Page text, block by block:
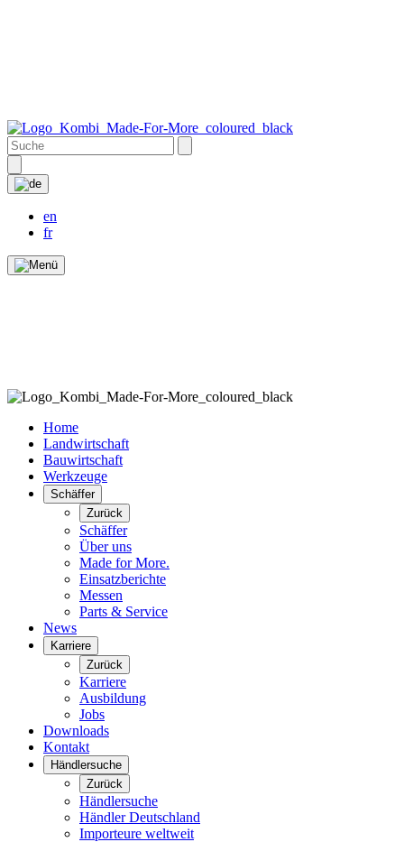
en
fr
Home
Landwirtschaft
Bauwirtschaft
Werkzeuge
Schäffer
Zurück
Schäffer
Über uns
Made for More.
Einsatzberichte
Messen
Parts & Service
News
Karriere
Zurück
Karriere
Ausbildung
Jobs
Downloads
Kontakt
Händlersuche
Zurück
Händlersuche
Händler Deutschland
Importeure weltweit